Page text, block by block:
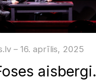
– 16. aprīlis, 2025
aisbergi.